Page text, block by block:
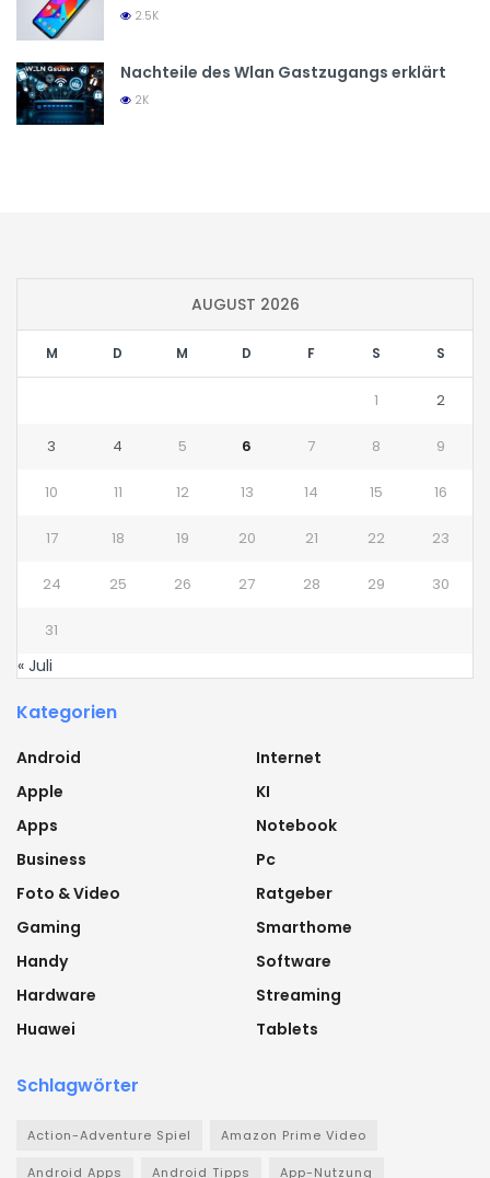
2.5K
Nachteile des Wlan Gastzugangs erklärt
2K
AUGUST 2026
M D M D F S S
1 2
3 4 5 6 7 8 9
10 11 12 13 14 15 16
17 18 19 20 21 22 23
24 25 26 27 28 29 30
31
« Juli
Kategorien
Android
Apple
Apps
Business
Foto & Video
Gaming
Handy
Hardware
Huawei
Internet
KI
Notebook
Pc
Ratgeber
Smarthome
Software
Streaming
Tablets
Schlagwörter
Action-Adventure Spiel Amazon Prime Video
Android Apps Android Tipps App-Nutzung